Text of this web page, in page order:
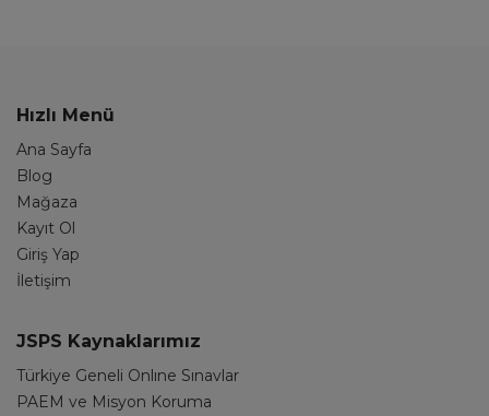
Hızlı Menü
Ana Sayfa
Blog
Mağaza
Kayıt Ol
Giriş Yap
İletişim
JSPS Kaynaklarımız
Türkiye Geneli Onlıne Sınavlar
PAEM ve Misyon Koruma